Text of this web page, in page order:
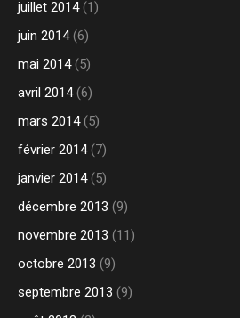
juillet 2014(1)
juin 2014(6)
mai 2014(5)
avril 2014(6)
mars 2014(5)
février 2014(7)
janvier 2014(5)
décembre 2013 (9)
novembre 2013 (11)
octobre 2013 (9)
septembre 2013 (9)